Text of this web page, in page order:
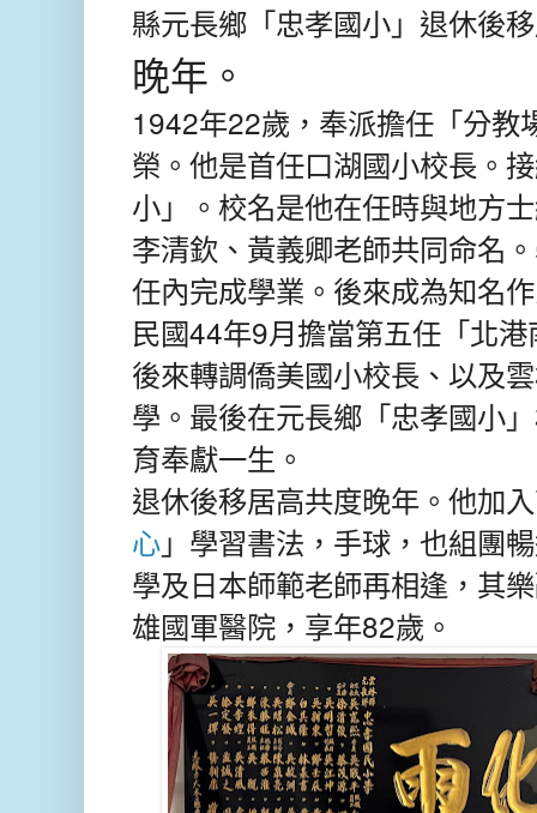
縣元長鄉「忠孝國小」退休後
晚年。
1942年22歲，奉派擔任「分教
榮。他是首任口湖國小校長。
小」。校名是他在任時與地方
李清欽、黃義卿老師共同命名
任內完成學業。後來成為知名
民國44年9月擔當第五任「北
後來轉調僑美國小校長、以及
學。最後在元長鄉「忠孝國小
育奉獻一生。
退休後移居高共度晚年。他加
心」學習書法，手球，也組團
學及日本師範老師再相逢，其
雄國軍醫院，享年82歲。